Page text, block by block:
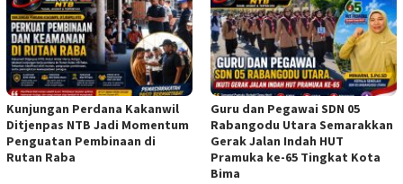
Kunjungan Perdana Kakanwil
Ditjenpas NTB Jadi Momentum
Penguatan Pembinaan di
Rutan Raba
Guru dan Pegawai SDN 05
Rabangodu Utara Semarakkan
Gerak Jalan Indah HUT
Pramuka ke-65 Tingkat Kota
Bima